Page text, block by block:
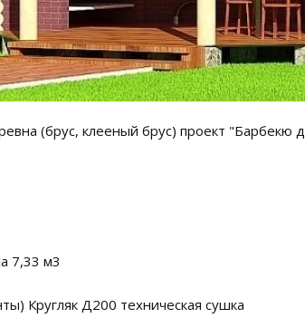
(брус, клееный брус) проект
7,33 м3
Кругляк Д200 техническая сушка